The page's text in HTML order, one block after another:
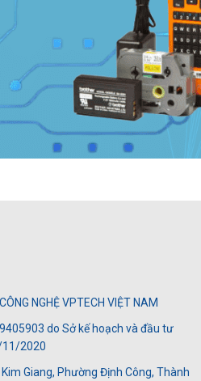
NGHỆ VPTECH VIỆT NAM
do Sở kế hoạch và đầu tư
11/2020
Giang, Phường Định Công, Thành